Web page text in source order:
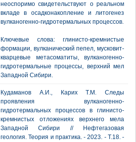
неоспоримо свидетельствуют о реальном
вкладе в осадконакопление и литогенез
вулканогенно-гидротермальных процессов.
Ключевые слова: глинисто-кремнистые
формации, вулканический пепел, мусковит-
кварцевые метасоматиты, вулканогенно-
гидротермальные процессы, верхний мел
Западной Сибири.
Кудаманов А.И., Карих Т.М. Следы
проявления вулканогенно-
гидротермальных процессов в глинисто-
кремнистых отложениях верхнего мела
Западной Сибири // Нефтегазовая
геология. Теория и практика. - 2023. - Т.18. -